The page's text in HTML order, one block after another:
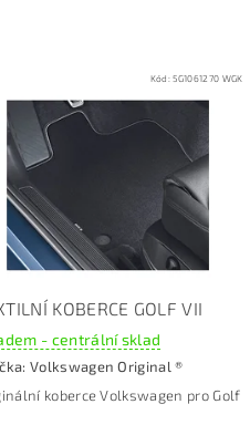
Kód:5G1061270 WGK
KOBERCE GOLF VII
- centrální sklad
Volkswagen Original ®
koberce Volkswagen pro Golf